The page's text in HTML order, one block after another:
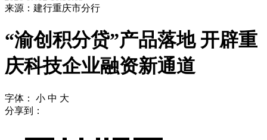
来源：建行重庆市分行
“渝创积分贷”产品落地 开辟重
庆科技企业融资新通道
字体： 小 中 大
分享到：